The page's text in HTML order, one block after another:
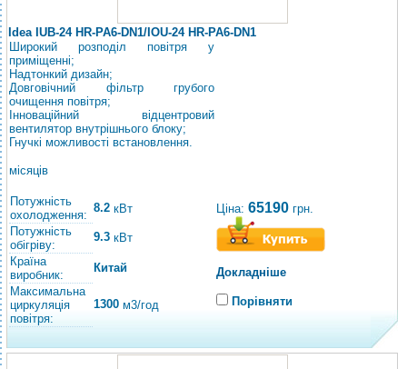
Idea IUB-24 HR-PA6-DN1/IOU-24 HR-PA6-DN1
Широкий розподіл повітря у
приміщенні;
Надтонкий дизайн;
Довговічний фільтр грубого
очищення повітря;
Інноваційний відцентровий
вентилятор внутрішнього блоку;
Гнучкі можливості встановлення.
місяців
Потужність
охолодження:
8.2 кВт
Потужність
обігріву:
9.3 кВт
Країна
виробник:
Китай
Максимальна
циркуляція
повітря:
1300 м3/год
Ціна: 65190 грн.
Докладніше
Порівняти